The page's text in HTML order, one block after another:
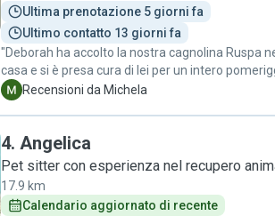
Ultima prenotazione 5 giorni fa
Ultimo contatto 13 giorni fa
"Deborah ha accolto la nostra cagnolina Ruspa
casa e si è presa cura di lei per un intero
coccolata, fatta giocare ,rispettato le sue
trovato Ruspa felice e ci è venuta incontro con
come a dirci: " Bhe...siete già qui? Mi stavo
sacco". Ha avuto la possibilità di giocare nel suo
giardino e ha stretto amicizia con un altro bel
cagnone,anche lui ospite presso la casa di
M Recensioni da Michela
4. Angelica
Pet sitter con esperienza nel recupero
17.9 km
Calendario aggiornato di recente